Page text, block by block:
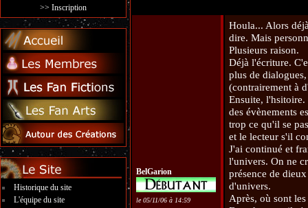
>> Inscription
Historique du site
L'équipe du site
BelGarion
le 05/11/06 à 14:59
Houla... Alors
dire. Mais
Plusieurs raison.
Déjà l'écriture.
plus de
(contrairement à
Ensuite,
des évènements
trop ce qu'il se
et le lecteur s'il
J'ai continué et
l'univers. On ne
présence de
d'univers.
Après, où sont